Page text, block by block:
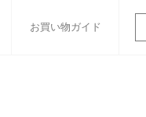
お買い物ガイド